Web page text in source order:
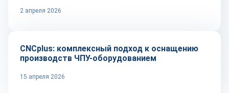
2 апреля 2026
Оборудование и инструмент
CNCplus: комплексный подход к оснащению
производств ЧПУ-оборудованием
15 апреля 2026